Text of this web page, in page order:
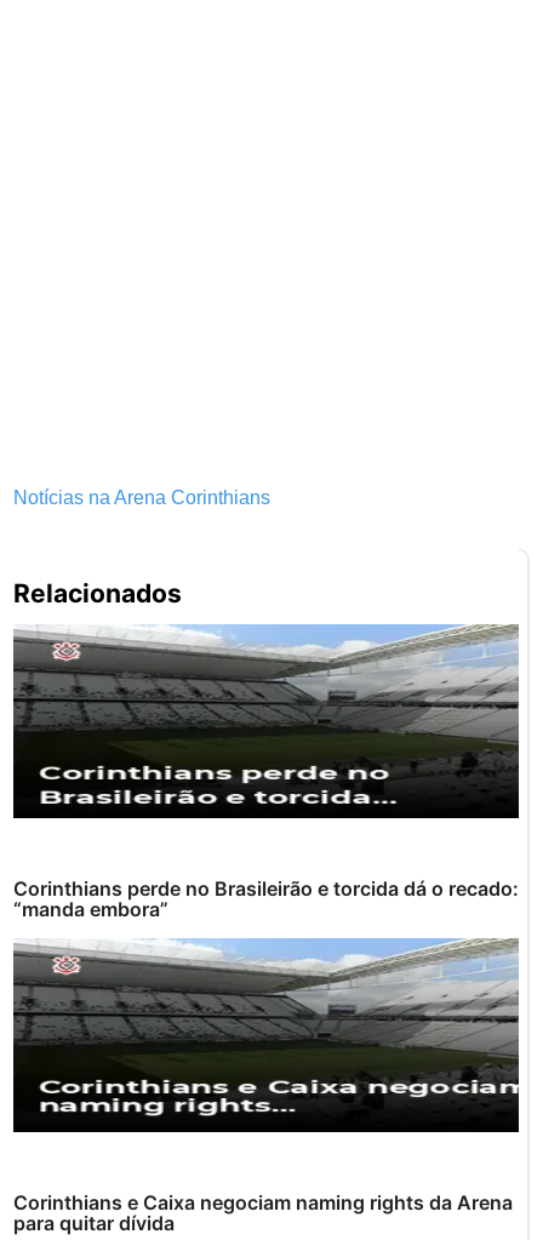
Notícias na Arena Corinthians
Relacionados
Corinthians perde no Brasileirão e torcida dá o recado:
“manda embora”
Corinthians e Caixa negociam naming rights da Arena
para quitar dívida